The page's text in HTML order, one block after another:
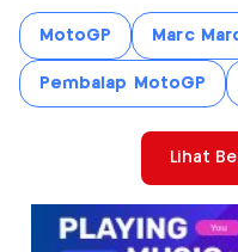
MotoGP Marc
Pembalap MotoGP
Lihat